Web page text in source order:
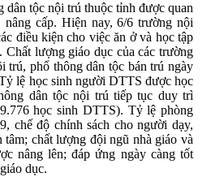
dân tộc nội trú thuộc tỉnh được quan
cấp. Hiện nay, 6/6 trường nội
điều kiện cho việc ăn ở và học tập
Chất lượng giáo dục của các trường
trú, phổ thông dân tộc bán trú ngày
lệ học sinh người DTTS được học
dân tộc nội trú tiếp tục duy trì
học sinh DTTS). Tỷ lệ phòng
chế độ chính sách cho người dạy,
chất lượng đội ngũ nhà giáo và
nâng lên; đáp ứng ngày càng tốt
dục.